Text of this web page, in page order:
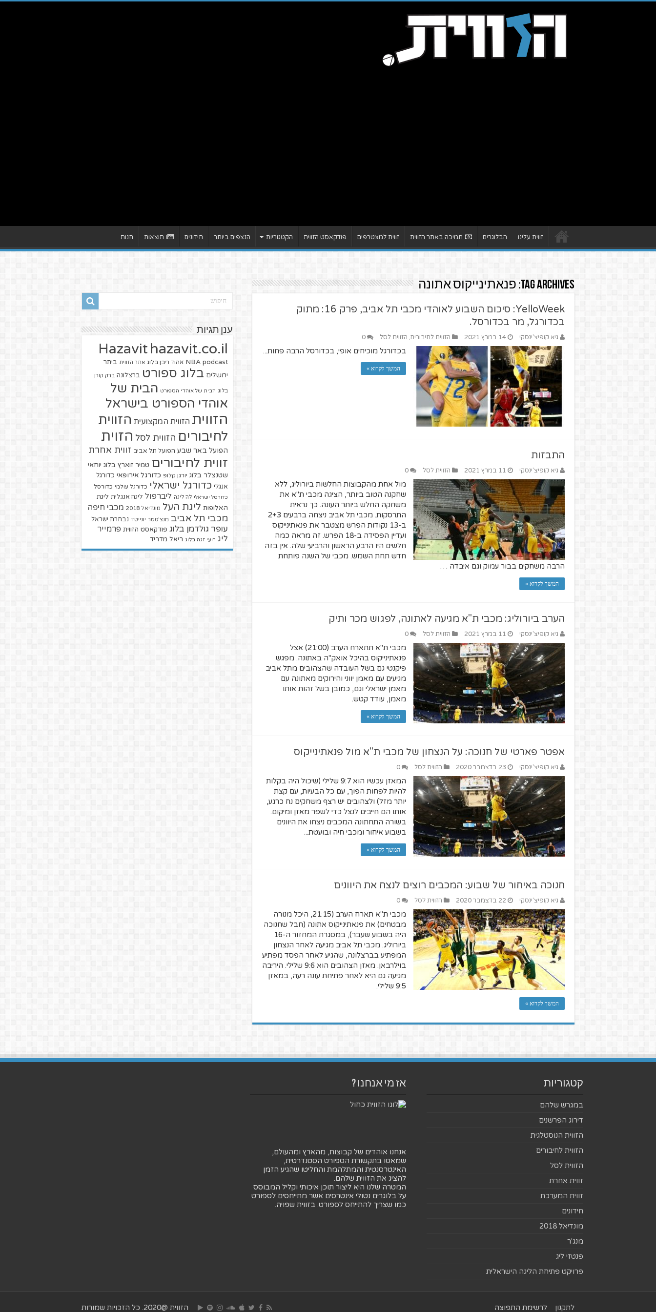
זווית עלינו הבלוגרים תמיכה באתר הזווית זווית למצטרפים פודקאסט הזווית הקטגוריות הנצפים ביותר חידונים תוצאות חנות
Tag Archives: פנאתינייקוס אתונה
YelloWeek: סיכום השבוע לאוהדי מכבי תל אביב, פרק 16: מתוק
בכדורגל, מר בכדורסל.
גיא קופיצ'ינסקי 14 במרץ 2021 הזווית לחיבורים, הזווית לסל 0
בכדורגל מוכיחים אופי, בכדורסל הרבה פחות...
המשך לקרוא »
התבזות
גיא קופיצ'ינסקי 11 במרץ 2021 הזווית לסל 0
מול אחת מהקבוצות החלשות ביורוליג, ללא
שחקנה הטוב ביותר, הציגה מכבי ת"א את
משחקה החלש ביותר העונה. כך נראית
התרסקות. מכבי תל אביב ניצחה ברבעים 2+3
ב-13 נקודות הפרש מצטבר את פנאתינייקוס
ועדיין הפסידה ב-18 הפרש. זה מראה כמה
חלשים היו הרבע הראשון והרביעי שלה. אין בזה
חדש תחת השמש. מכבי של השנה פותחת
הרבה משחקים בבור עמוק וגם איבדה …
המשך לקרוא »
הערב ביורוליג: מכבי ת"א מגיעה לאתונה, לפגוש מכר ותיק
גיא קופיצ'ינסקי 11 במרץ 2021 הזווית לסל 0
מכבי ת"א תתארח הערב (21:00) אצל
פנאתינייקוס בהיכל אואק"ה באתונה. מפגש
פיקנטי גם בשל העובדה שהצהובים מתל אביב
מגיעים עם מאמן יווני והירוקים מאתונה עם
מאמן ישראלי וגם, כמובן בשל זהות אותו
מאמן, עודד קטש.
המשך לקרוא »
אפטר פארטי של חנוכה: על הנצחון של מכבי ת"א מול פנאתינייקוס
גיא קופיצ'ינסקי 23 בדצמבר 2020 הזווית לסל 0
המאזן עכשיו הוא 9:7 שלילי (שיכול היה בקלות
להיות לפחות הפוך, עם כל הבעיות, עם קצת
יותר מזל) ולצהובים יש רצף משחקים נח כרגע,
אותו הם חייבים לנצל כדי לשפר מאזן ומיקום.
בשורה התחתונה המכבים ניצחו את היוונים
בשבוע איחור ומכבי חיה ובועטת...
המשך לקרוא »
חנוכה באיחור של שבוע: המכבים רוצים לנצח את היוונים
גיא קופיצ'ינסקי 22 בדצמבר 2020 הזווית לסל 0
מכבי ת"א תארח הערב (21:15, היכל מנורה
מבטחים) את פנאתינייקוס אתונה (חבל שחנוכה
היה בשבוע שעבר), במסגרת המחזור ה-16
ביורוליג. מכבי תל אביב מגיעה לאחר הנצחון
המפתיע בברצלונה, שהגיע לאחר הפסד מפתיע
בוילרבאן. מאזן הצהובים הוא 9:6 שלילי. היריבה
מגיעה גם היא לאחר פתיחת עונה רעה, במאזן
9:5 שלילי.
המשך לקרוא »
ענן תגיות
Hazavit hazavit.co.il
NBA podcast אהוד ריבן בלוג אתר הזווית ביתר
ירושלים בלוג ספורט ברצלונה ברק קורן
בלוג הבית של אוהדי הספורט הבית של
אוהדי הספורט בישראל
הזווית הזווית המקצועית הזווית
לחיבורים הזווית לסל הזוית
הפועל באר שבע הפועל תל אביב זווית אחרת
זווית לחיבורים טמיר זוארץ בלוג יוחאי
שטנצלר בלוג יורגן קלופ כדורגל אירופאי כדורגל
אנגלי כדורגל ישראלי כדורגל עולמי כדורסל
כדורסל ישראלי לה ליגה ליברפול ליגה אנגלית ליגת
האלופות ליגת העל מונדיאל 2018 מכבי חיפה
מכבי תל אביב מנצ'סטר יונייטד נבחרת ישראל
עופר גולדמן בלוג פודקאסט הזווית פרמייר
ליג רועי זגה בלוג ריאל מדריד
קטגוריות
במגרש שלהם
דירוג הפרשנים
הזווית הנוסטלגית
הזווית לחיבורים
הזווית לסל
זווית אחרת
זווית המערכת
חידונים
מונדיאל 2018
מנג'ר
פנטזי ליג
פרויקט פתיחת הליגה הישראלית
אז מי אנחנו ?
אנחנו אוהדים של קבוצות, מהארץ ומהעולם,
שמאסו בתקשורת הספורט הסטנדרטית,
האינטרסנטית והמתלהמת והחליטו שהגיע הזמן
להציג את הזווית שלהם.
המטרה שלנו היא ליצור תוכן איכותי וקליל המבוסס
על בלוגרים נטולי אינטרסים אשר מתייחסים לספורט
כמו שצריך להתייחס לספורט. בזווית שפויה.
הזווית @2020. כל הזכויות שמורות לתקנון לרשימת התפוצה